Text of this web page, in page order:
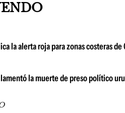
la alerta roja para zonas costeras
la muerte de preso político